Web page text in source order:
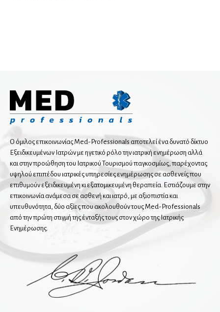
Ωτορινολαρυγγολόγοι
Αισθητική Ιατρική
Πλαστική Επανορθωτική Χειρουργική Προσώπου
Ρομποτική Ωτορινολαρυγγολογία
Ευεξία-Υπηρεσίες
Ο όμιλος επικοινωνίας Med-Professionals αποτελεί ένα δυνατό δίκτυο
Εξειδικευμένων Ιατρών με ηγετικό ρόλο την ιατρική ενημέρωση αλλά
και στην προώθηση του Ιατρικού Τουρισμού παγκοσμίως, παρέχοντας
υψηλού επιπέδου ιατρικές υπηρεσίες ενημέρωσης σε ασθενείς που
επιθυμούν εξειδικευμένη κι εξατομικευμένη θεραπεία. Εστιάζουμε στην
επικοινωνία ανάμεσα σε ασθενή και ιατρό, με αξιοπιστία και
υπευθυνότητα, δύο αξίες που ακολουθούν τους Med-Professionals
από την πρώτη στιγμή της ένταξής τους στον χώρο της Ιατρικής
Ενημέρωσης.